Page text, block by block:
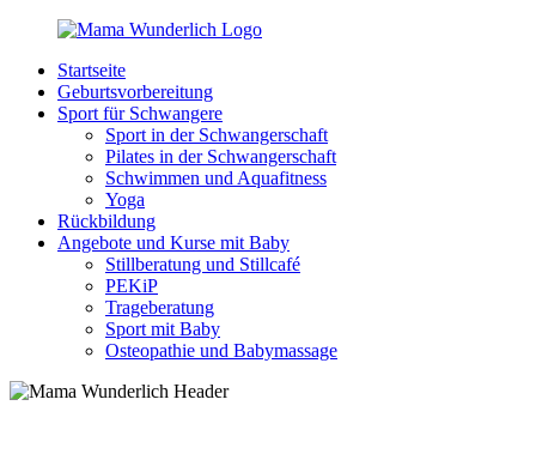
Zurück
Inhalt
MamaWunderlich.de
Mutti
sein
wunderbar!
Startseite
Geburtsvorbereitung
Sport für Schwangere
Sport in der Schwangerschaft
Pilates in der Schwangerschaft
Schwimmen und Aquafitness
Yoga
Rückbildung
Angebote und Kurse mit Baby
Stillberatung und Stillcafé
PEKiP
Trageberatung
Sport mit Baby
Osteopathie und Babymassage